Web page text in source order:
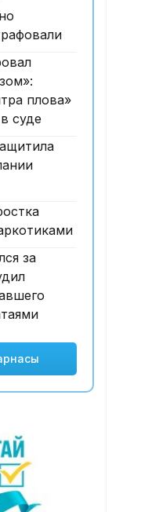
3
қаржы
плова»
суде
за